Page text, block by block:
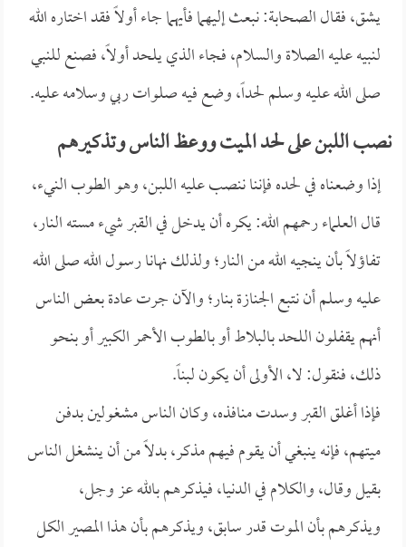
يشق، فقال الصحابة: نبعث إليهما فأيهما جاء أولاً فقد اختاره الله
لنبيه عليه الصلاة والسلام، فجاء الذي يلحد أولاً، فصنع للنبي
صلى الله عليه وسلم لحداً، وضع فيه صلوات ربي وسلامه عليه.
نصب اللبن على لحد الميت ووعظ الناس وتذكيرهم
إذا وضعناه في لحده فإننا ننصب عليه اللبن، وهو الطوب النيء،
قال العلماء رحمهم الله: يكره أن يدخل في القبر شيء مسته النار،
تفاؤلاً بأن ينجيه الله من النار؛ ولذلك نهانا رسول الله صلى الله
عليه وسلم أن نتبع الجنازة بنار؛ والآن جرت عادة بعض الناس
أنهم يقفلون اللحد بالبلاط أو بالطوب الأحمر الكبير أو بنحو
ذلك، فنقول: لا، الأولى أن يكون لبناً.
فإذا أغلق القبر وسدت منافذه، وكان الناس مشغولين بدفن
ميتهم، فإنه ينبغي أن يقوم فيهم مذكر، بدلاً من أن ينشغل الناس
بقيل وقال، والكلام في الدنيا، فيذكرهم بالله عز وجل،
ويذكرهم بأن الموت قدر سابق، ويذكرهم بأن هذا المصير الكل